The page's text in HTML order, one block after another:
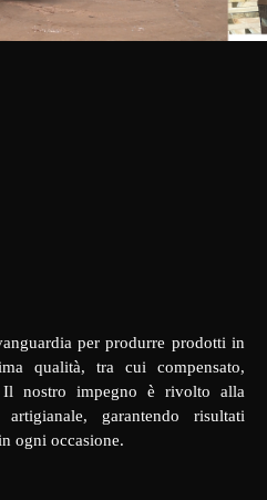
per produrre prodotti in
qualità, tra cui compensato,
Il nostro impegno è rivolto alla
garantendo risultati
ogni occasione.